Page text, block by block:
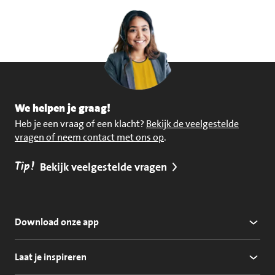
We helpen je graag!
Heb je een vraag of een klacht? Bekijk de veelgestelde
vragen of neem contact met ons op.
Tip! Bekijk veelgestelde vragen
Download onze app
Laat je inspireren